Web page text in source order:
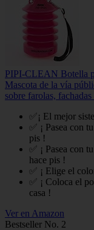
PIPI-CLEAN Botella
Mascota de la vía
sobre farolas,
✅¡ El mejor
✅ ¡ Pasea con
pis !
✅ ¡ Pasea con
hace pis !
✅ ¡ Elige el
✅ ¡ Coloca el
casa !
Ver en Amazon
Bestseller No. 2